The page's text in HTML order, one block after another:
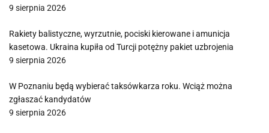
9 sierpnia 2026
Rakiety balistyczne, wyrzutnie, pociski kierowane i amunicja
kasetowa. Ukraina kupiła od Turcji potężny pakiet uzbrojenia
9 sierpnia 2026
W Poznaniu będą wybierać taksówkarza roku. Wciąż można
zgłaszać kandydatów
9 sierpnia 2026